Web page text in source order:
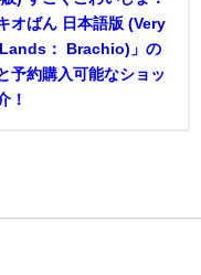
オばん 日本語版 (Very
： Brachio)」の
予約購入可能なショッ
！